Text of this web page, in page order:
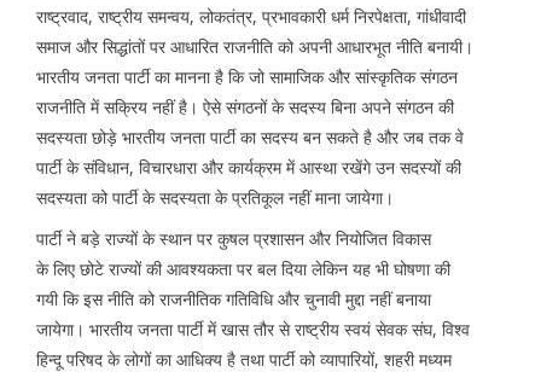
राष्ट्रवाद, राष्ट्रीय समन्वय, लोकतंत्र, प्रभावकारी धर्म निरपेक्षता, गांधीवादी
समाज और सिद्धांतों पर आधारित राजनीति को अपनी आधारभूत नीति बनायी।
भारतीय जनता पार्टी का मानना है कि जो सामाजिक और सांस्कृतिक संगठन
राजनीति में सक्रिय नहीं है। ऐसे संगठनों के सदस्य बिना अपने संगठन की
सदस्यता छोड़े भारतीय जनता पार्टी का सदस्य बन सकते है और जब तक वे
पार्टी के संविधान, विचारधारा और कार्यक्रम में आस्था रखेंगे उन सदस्यों की
सदस्यता को पार्टी के सदस्यता के प्रतिकूल नहीं माना जायेगा।
पार्टी ने बड़े राज्यों के स्थान पर कुषल प्रशासन और नियोजित विकास
के लिए छोटे राज्यों की आवश्यकता पर बल दिया लेकिन यह भी घोषणा की
गयी कि इस नीति को राजनीतिक गतिविधि और चुनावी मुद्दा नहीं बनाया
जायेगा। भारतीय जनता पार्टी में खास तौर से राष्ट्रीय स्वयं सेवक संघ, विश्व
हिन्दू परिषद के लोगों का आधिक्य है तथा पार्टी को व्यापारियों, शहरी मध्यम